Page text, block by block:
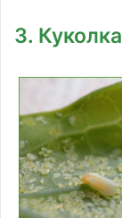
3. Куколка